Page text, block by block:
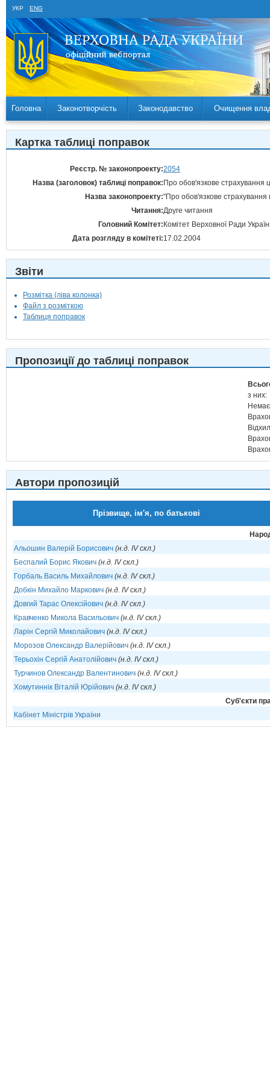
УКР ENG
Головна Законотворчість Законодавство Очищення
Картка таблиці поправок
Реєстр. № законопроекту:2054
Назва (заголовок) таблиці поправок: Про обов'язкове страхування
Назва законопроекту:"Про обов'язкове страхування
Читання:Друге читання
Головний Комітет: Комітет Верховної Ради
Дата розгляду в комітеті:17.02.2004
Звіти
Розмітка (ліва колонка)
Файл з розміткою
Таблиця поправок
Пропозиції до таблиці поправок
з них:
Автори пропозицій
Прізвище, ім'я, по батькові
Альошин Валерій Борисович (н.д. IV скл.)
Беспалий Борис Якович (н.д. IV скл.)
Горбаль Василь Михайлович (н.д. IV скл.)
Добкін Михайло Маркович (н.д. IV скл.)
Довгий Тарас Олексійович (н.д. IV скл.)
Кравченко Микола Васильович (н.д. IV скл.)
Ларін Сергій Миколайович (н.д. IV скл.)
Морозов Олександр Валерійович (н.д. IV скл.)
Терьохін Сергій Анатолійович (н.д. IV скл.)
Турчинов Олександр Валентинович (н.д. IV скл.)
Хомутиннік Віталій Юрійович (н.д. IV скл.)
Cуб'єкти
Кабінет Міністрів України